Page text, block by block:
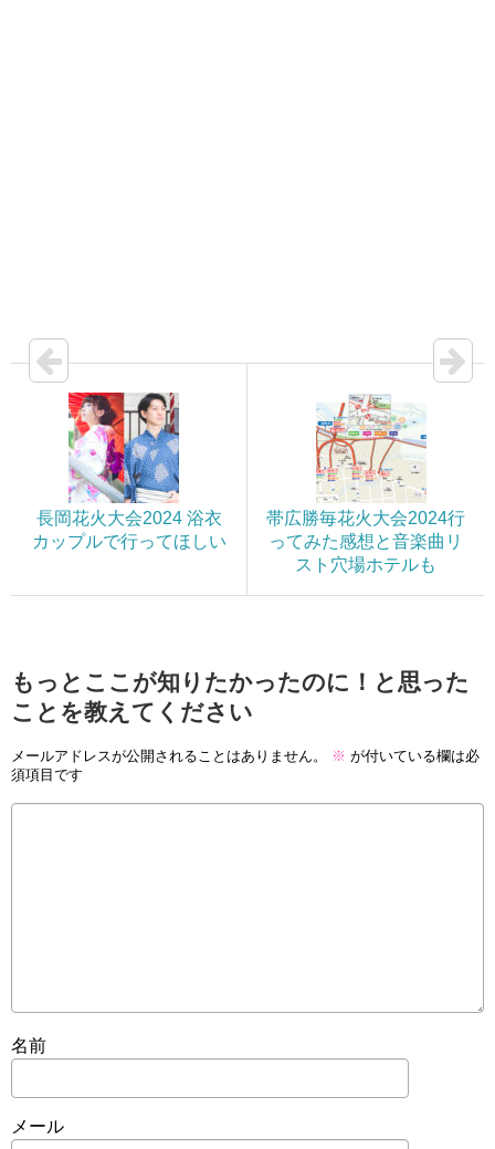
長岡花火大会2024 浴衣
カップルで行ってほしい
帯広勝毎花火大会2024行
ってみた感想と音楽曲リ
スト穴場ホテルも
もっとここが知りたかったのに！と思った
ことを教えてください
メールアドレスが公開されることはありません。 ※ が付いている欄は必
須項目です
名前
メール